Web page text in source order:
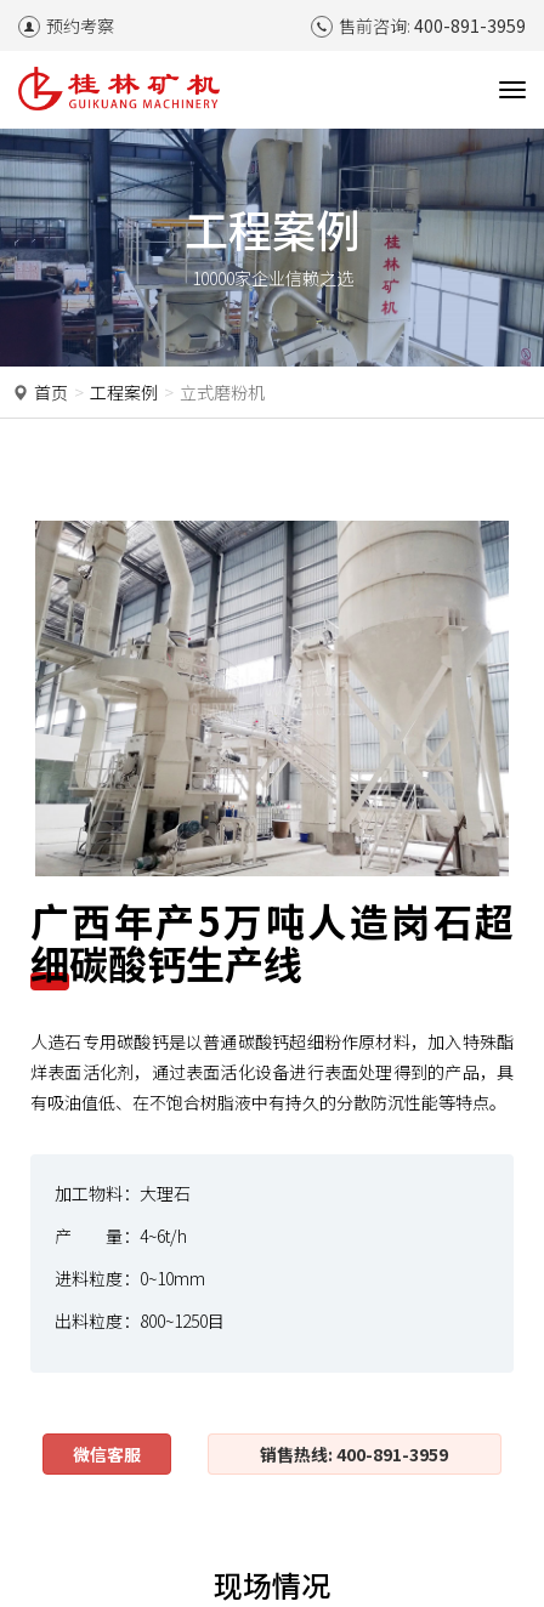
预约考察 售前咨询: 400-891-3959
T
g
l
e
a
i
g
t
工程案例
10000家企业信赖之选
首页 工程案例 立式磨粉机
广西年产5万吨人造岗石超
细碳酸钙生产线
人造石专用碳酸钙是以普通碳酸钙超细粉作原材料，加入特殊酯
烊表面活化剂，通过表面活化设备进行表面处理得到的产品，具
有吸油值低、在不饱合树脂液中有持久的分散防沉性能等特点。
加工物料：大理石
产 量：4~6t/h
进料粒度：0~10mm
出料粒度：800~1250目
微信客服 销售热线: 400-891-3959
现场情况